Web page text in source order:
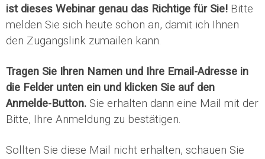
ist dieses Webinar genau das Richtige für Sie! Bitte
melden Sie sich heute schon an, damit ich Ihnen
den Zugangslink zumailen kann.
Tragen Sie Ihren Namen und Ihre Email-Adresse in
die Felder unten ein und klicken Sie auf den
Anmelde-Button. Sie erhalten dann eine Mail mit der
Bitte, Ihre Anmeldung zu bestätigen.
Sollten Sie diese Mail nicht erhalten, schauen Sie